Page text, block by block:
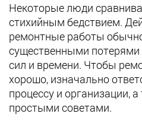
Некоторые люди
стихийным бедствием.
ремонтные работы
существенными потерями
сил и времени. Чтобы
хорошо, изначально
процессу и организации,
простыми советами.